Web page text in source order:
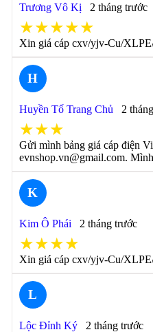
Trương Vô Kị 2 tháng trước
★★★★★
Xin giá cáp cxv/yjv-Cu/
H
Huyền Tố Trang Chủ 2
★★★
Gửi mình bảng giá cáp điện
evnshop.vn@gmail.com.
K
Kim Ô Phái 2 tháng trước
★★★★
Xin giá cáp cxv/yjv-Cu/
L
Lộc Đỉnh Ký 2 tháng trước